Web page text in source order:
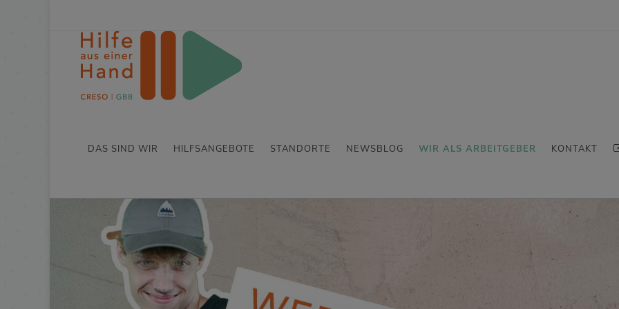
DAS SIND WIR HILFSANGEBOTE STANDORTE NEWSBLOG WIR ALS ARBEITGEBER KONTAKT